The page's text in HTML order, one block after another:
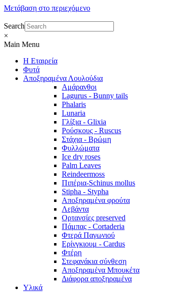
Μετάβαση στο περιεχόμενο
Search
×
Main Menu
Η Εταιρεία
Φυτά
Αποξηραμένα Λουλούδια
Αμάρανθοι
Lagurus - Bunny tails
Phalaris
Lunaria
Γλίξια - Glixia
Ρούσκους - Ruscus
Στάχια - Βρώμη
Φυλλώματα
Ice dry roses
Palm Leaves
Reindeermoss
Πιπέρια-Schinus mollus
Stipha - Stypha
Αποξηραμένα φρούτα
Λεβάντα
Ορτανσίες preserved
Πάμπας - Cortaderia
Φτερά Παγωνιού
Ερίνγκιουμ - Cardus
Φτέρη
Στεφανάκια σύνθεση
Αποξηραμένα Μπουκέτα
Διάφορα αποξηραμένα
Υλικά